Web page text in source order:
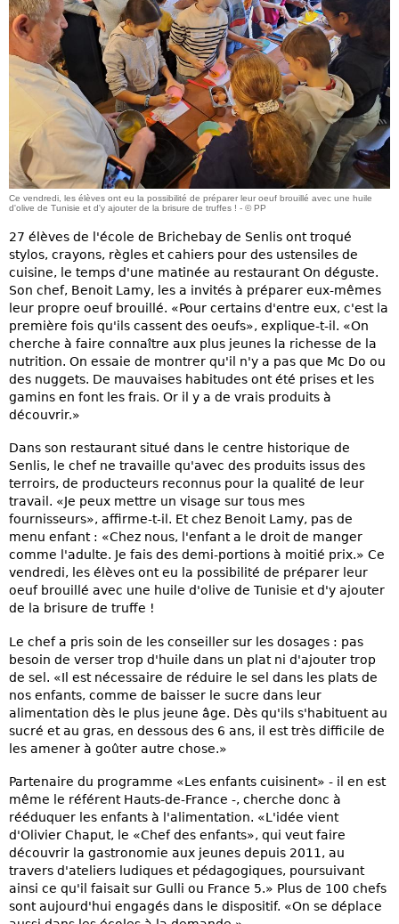
Ce vendredi, les élèves ont eu la possibilité de préparer leur oeuf brouillé avec une huile
d'olive de Tunisie et d'y ajouter de la brisure de truffes ! - © PP
27 élèves de l'école de Brichebay de Senlis ont troqué
stylos, crayons, règles et cahiers pour des ustensiles de
cuisine, le temps d'une matinée au restaurant On déguste.
Son chef, Benoit Lamy, les a invités à préparer eux-mêmes
leur propre oeuf brouillé. «Pour certains d'entre eux, c'est la
première fois qu'ils cassent des oeufs», explique-t-il. «On
cherche à faire connaître aux plus jeunes la richesse de la
nutrition. On essaie de montrer qu'il n'y a pas que Mc Do ou
des nuggets. De mauvaises habitudes ont été prises et les
gamins en font les frais. Or il y a de vrais produits à
découvrir.»
Dans son restaurant situé dans le centre historique de
Senlis, le chef ne travaille qu'avec des produits issus des
terroirs, de producteurs reconnus pour la qualité de leur
travail. «Je peux mettre un visage sur tous mes
fournisseurs», affirme-t-il. Et chez Benoit Lamy, pas de
menu enfant : «Chez nous, l'enfant a le droit de manger
comme l'adulte. Je fais des demi-portions à moitié prix.» Ce
vendredi, les élèves ont eu la possibilité de préparer leur
oeuf brouillé avec une huile d'olive de Tunisie et d'y ajouter
de la brisure de truffe !
Le chef a pris soin de les conseiller sur les dosages : pas
besoin de verser trop d'huile dans un plat ni d'ajouter trop
de sel. «Il est nécessaire de réduire le sel dans les plats de
nos enfants, comme de baisser le sucre dans leur
alimentation dès le plus jeune âge. Dès qu'ils s'habituent au
sucré et au gras, en dessous des 6 ans, il est très difficile de
les amener à goûter autre chose.»
Partenaire du programme «Les enfants cuisinent» - il en est
même le référent Hauts-de-France -, cherche donc à
rééduquer les enfants à l'alimentation. «L'idée vient
d'Olivier Chaput, le «Chef des enfants», qui veut faire
découvrir la gastronomie aux jeunes depuis 2011, au
travers d'ateliers ludiques et pédagogiques, poursuivant
ainsi ce qu'il faisait sur Gulli ou France 5.» Plus de 100 chefs
sont aujourd'hui engagés dans le dispositif. «On se déplace